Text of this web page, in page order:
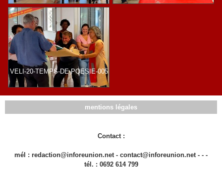
VELI-20-TEMPS-DE-POESIE-005
mentions légales
Contact :
mél : redaction@inforeunion.net - contact@inforeunion.net - - -
tél. : 0692 614 799